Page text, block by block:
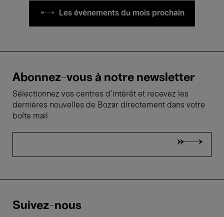
Les événements du mois prochain
Abonnez-vous à notre newsletter
Sélectionnez vos centres d'intérêt et recevez les
dernières nouvelles de Bozar directement dans votre
boîte mail
Suivez-nous